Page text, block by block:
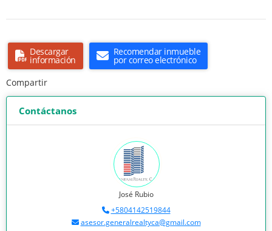
Descargar
información
Recomendar inmueble
por correo electrónico
Compartir
Contáctanos
José Rubio
+5804142519844
asesor.generalrealtyca@gmail.com